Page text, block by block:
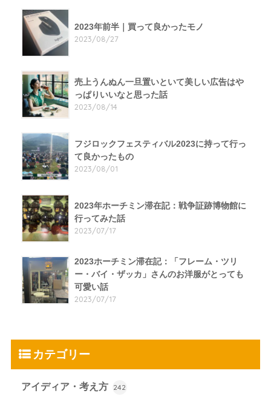
2023年前半｜買って良かったモノ
2023/08/27
売上うんぬん一旦置いといて美しい広告はや
っぱりいいなと思った話
2023/08/14
フジロックフェスティバル2023に持って行っ
て良かったもの
2023/08/01
2023年ホーチミン滞在記：戦争証跡博物館に
行ってみた話
2023/07/17
2023ホーチミン滞在記：「フレーム・ツリ
ー・バイ・ザッカ」さんのお洋服がとっても
可愛い話
2023/07/17
カテゴリー
アイディア・考え方 242